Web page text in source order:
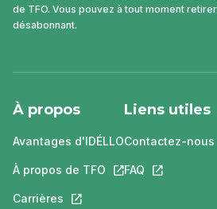
de TFO. Vous pouvez à tout moment
désabonnant.
À propos
Avantages d'IDÉLLO
À propos de TFO Ce lien s'ouvrira
Carrières Ce lien s'ouvrira dans un
Liens utiles
Contactez-nous
FAQ Ce lien